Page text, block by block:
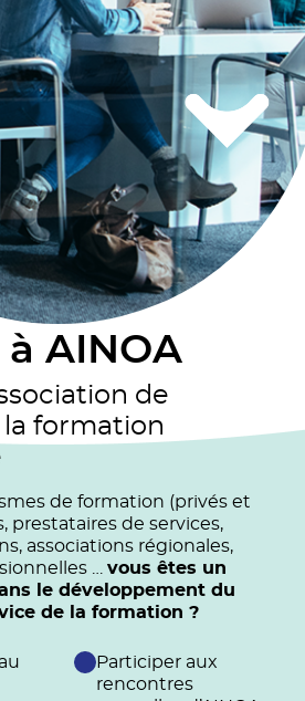
AINOA
de
formation
de formation (privés et
prestataires de services,
associations régionales,
… vous êtes un
le développement du
de la formation ?
Participer aux
rencontres